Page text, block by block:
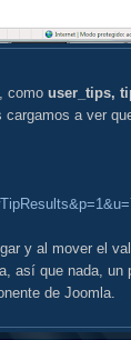
como user_tips,
a ver
y al mover el
así que nada,
de Joomla.